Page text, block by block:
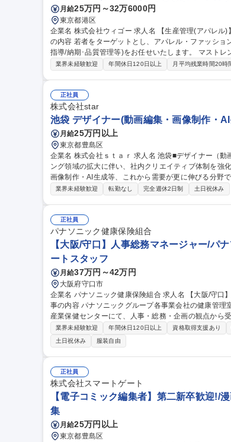
月給25万円～32万6000円
東京都港区
企業名 株式会社ウィゴー 求人名 【生産管理(アパレル)】★大人気アパレルブランド「WEGO」/残業平均10h 仕事
の内容 若者をターゲットとし、アパレル・ファッショ
指導/納期･品質管理等)をお任せいたします。 マストレンド商品を、様々な生産戦略を通して安定した品質、低コ
ストで供給出来る生産体制を構築する事が当ポジショ
ド「WEGO」/残業平均10h
業界未経験歓迎 年間休日120日以上 月平均残業時間20時
正社員
株式会社star
池袋 デザイナー(動画編集・画像制作・
月給25万円以上
東京都豊島区
企業名 株式会社ｓｔａｒ 求人名 池袋■デザイナー（動画編集・画像制作・AI生成） 仕事の内容 広告・マーケティ
ング領域の拡大に伴い、社内クリエイティブ体制を強
画像制作・AI生成等、これから需要が更に伸びる分野で実務を積ん
広告動画の編集（SNS・Web広告向け）、カット編集
ビジュアル制作、プロンプト設計、生成素材の調整
募集職種 池袋■デザイナー（動画編集・画像制作・AI生
業界未経験歓迎 転勤なし 完全週休2日制 土日祝休み
正社員
パナソニック健康保険組合
【大阪/守口】人事総務マネージャー/パ
ートスタッフ
月給37万円～42万円
大阪府守口市
企業名 パナソニック健康保険組合 求人名 【大阪/守口】人事総務マネージャー/パナソニックG/年間休日126日 仕
事の内容 パナソニックグループ各事業会社の健康管
産業保健センターにて、人事・総務・企画の観点から
グループ各社人事との調整・折衝をはじめ、医療職（
課題整理や制度企画などの受託管理業務を推進します
門業務の統括や課員・派遣社員等の指導・育成、予算
括とチームマネジメントからスタートし、将来的には課
職種 【大阪/守口】人事総務マネージャー/パナソニック
業界未経験歓迎 年間休日120日以上 資格取得支援あり
土日祝休み
服装自由
正社員
株式会社スマートゲート
【電子コミック編集者】第二新卒歓迎!/
集
月給25万円以上
東京都豊島区